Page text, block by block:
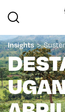
Insights>